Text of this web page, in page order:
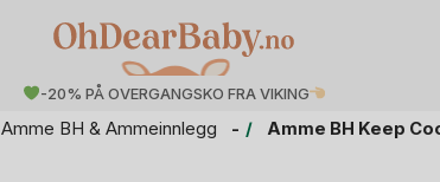
-20% PÅ OVERGANGSKO FRA VIKING
Amme BH & Ammeinnlegg Amme BH Keep